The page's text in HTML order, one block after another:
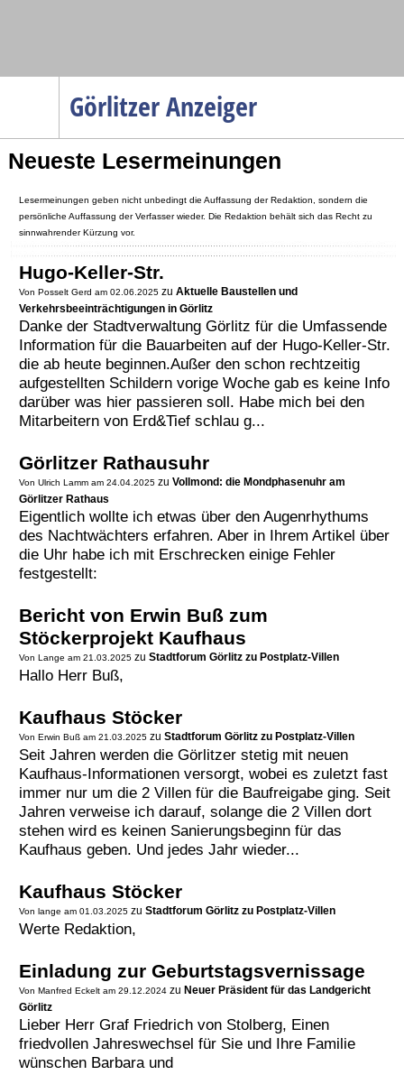
Görlitzer Anzeiger
Menüpunkte
Startseite
Gesellschaft
Wirtschaft
Service
Verkehr
Gesundheit
Kultur
Sport
Termine
Kostenlos
Neueste Lesermeinungen
Lesermeinungen geben nicht unbedingt die Auffassung der Redaktion, sondern die
persönliche Auffassung der Verfasser wieder. Die Redaktion behält sich das Recht zu
sinnwahrender Kürzung vor.
Hugo-Keller-Str.
Von Posselt Gerd am 02.06.2025zu Aktuelle Baustellen und
Verkehrsbeeinträchtigungen in Görlitz
Danke der Stadtverwaltung Görlitz für die Umfassende
Information für die Bauarbeiten auf der Hugo-Keller-Str.
die ab heute beginnen.Außer den schon rechtzeitig
aufgestellten Schildern vorige Woche gab es keine Info
darüber was hier passieren soll. Habe mich bei den
Mitarbeitern von Erd&Tief schlau g...
Görlitzer Rathausuhr
Von Ulrich Lamm am 24.04.2025zu Vollmond: die Mondphasenuhr am
Görlitzer Rathaus
Eigentlich wollte ich etwas über den Augenrhythums
des Nachtwächters erfahren. Aber in Ihrem Artikel über
die Uhr habe ich mit Erschrecken einige Fehler
festgestellt:
Bericht von Erwin Buß zum
Stöckerprojekt Kaufhaus
Von Lange am 21.03.2025zu Stadtforum Görlitz zu Postplatz-Villen
Hallo Herr Buß,
Kaufhaus Stöcker
Von Erwin Buß am 21.03.2025zu Stadtforum Görlitz zu Postplatz-Villen
Seit Jahren werden die Görlitzer stetig mit neuen
Kaufhaus-Informationen versorgt, wobei es zuletzt fast
immer nur um die 2 Villen für die Baufreigabe ging. Seit
Jahren verweise ich darauf, solange die 2 Villen dort
stehen wird es keinen Sanierungsbeginn für das
Kaufhaus geben. Und jedes Jahr wieder...
Kaufhaus Stöcker
Von lange am 01.03.2025zu Stadtforum Görlitz zu Postplatz-Villen
Werte Redaktion,
Einladung zur Geburtstagsvernissage
Von Manfred Eckelt am 29.12.2024zu Neuer Präsident für das Landgericht
Görlitz
Lieber Herr Graf Friedrich von Stolberg, Einen
friedvollen Jahreswechsel für Sie und Ihre Familie
wünschen Barbara und